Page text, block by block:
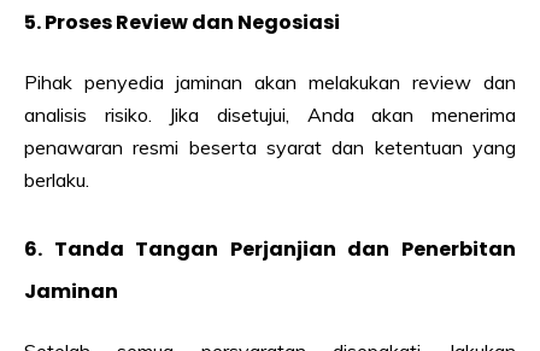
5. Proses Review dan Negosiasi
Pihak penyedia jaminan akan melakukan review dan
analisis risiko. Jika disetujui, Anda akan menerima
penawaran resmi beserta syarat dan ketentuan yang
berlaku.
6. Tanda Tangan Perjanjian dan Penerbitan
Jaminan